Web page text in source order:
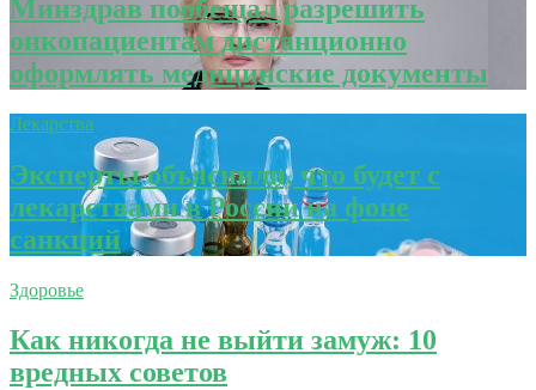
Минздрав пообещал разрешить
онкопациентам дистанционно
оформлять медицинские документы
Лекарства
Эксперты объяснили, что будет с
лекарствами в России на фоне
санкций
Здоровье
Как никогда не выйти замуж: 10
вредных советов